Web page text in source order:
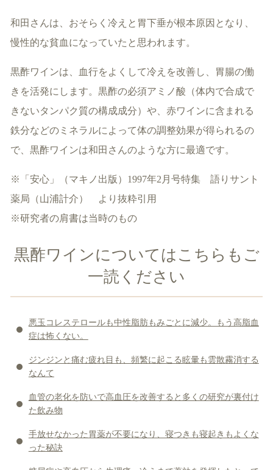
和田さんは、おそらく冷えと胃下垂が根本原因となり、
慢性的な貧血になっていたと思われます。
黒酢ワインは、血行をよくして冷えを改善し、胃腸の働
きを活発にします。黒酢の必須アミノ酸（体内で合成で
きないタンパク質の構成成分）や、赤ワインに含まれる
鉄分などのミネラルによって体の調整効果が得られるの
で、黒酢ワインは和田さんのような方に最適です。
※「安心」（マキノ出版）1997年2月号特集 語りサント
薬局（山浦計介） より抜粋引用
※研究者の肩書は当時のもの
黒酢ワインについてはこちらもご
一読ください
悪玉コレステロールも中性脂肪もみごとに減少。もう高脂血
症は怖くない。
ジンジンと痛む疲れ目も、頻繁に起こる眩暈も雲散霧消する
なんて
血管の老化を防いで高血圧を改善すると多くの研究が裏付け
た飲み物
手放せなかった胃薬が不要になり、寝つきも寝起きもよくな
った秘訣